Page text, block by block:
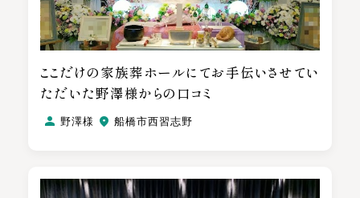
ここだけの家族葬ホールにてお手伝いさせてい
ただいた野澤様からの口コミ
野澤様 船橋市西習志野